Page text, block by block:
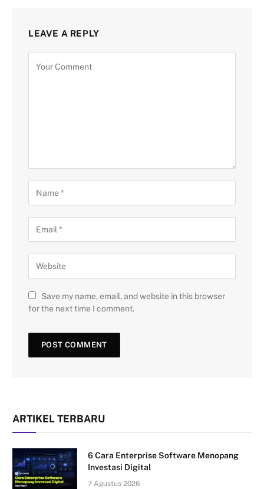
LEAVE A REPLY
Save my name, email, and website in this browser
for the next time I comment.
ARTIKEL TERBARU
6 Cara Enterprise Software Menopang
Investasi Digital
7 Agustus 2026